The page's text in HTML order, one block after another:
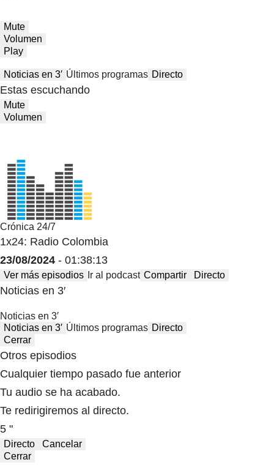
Mute
Volumen
Play
Noticias en 3′ Últimos programas Directo
Estas escuchando
Mute
Volumen
Crónica 24/7
1x24: Radio Colombia
23/08/2024 - 01:38:13
Ver más episodios Ir al podcast Compartir Directo
Noticias en 3′
Noticias en 3′
Noticias en 3′ Últimos programas Directo
Cerrar
Otros episodios
Cualquier tiempo pasado fue anterior
Tu audio se ha acabado.
Te redirigiremos al directo.
5 "
Directo
Cancelar
Cerrar